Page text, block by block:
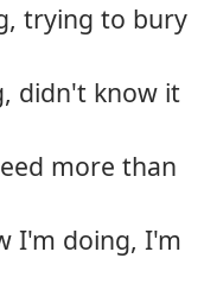
trying to bury
didn't know it
more than
I'm doing, I'm